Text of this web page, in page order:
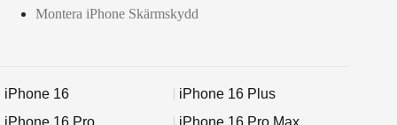
Montera iPhone Skärmskydd
iPhone 16
iPhone 16 Plus